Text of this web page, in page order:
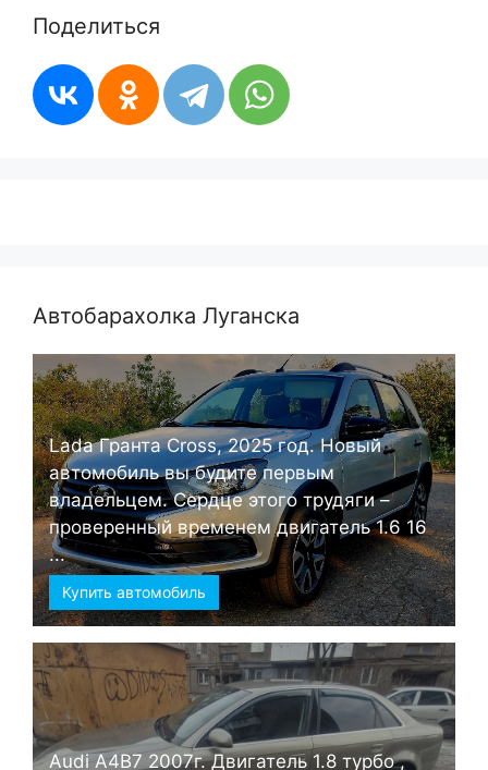
Поделиться
Автобарахолка Луганска
Lada Гранта Cross, 2025 год. Новый
автомобиль вы будите первым
владельцем. Сердце этого трудяги –
проверенный временем двигатель 1.6 16
...
Купить автомобиль
Audi А4B7 2007г. Двигатель 1.8 турбо ,